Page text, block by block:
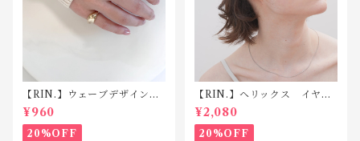
【RIN.】ウェーブデザインピ
ンキーリング R004
¥960
20%OFF
【RIN.】ヘリックス イヤカ
フ(片耳用) TC002
¥2,080
20%OFF